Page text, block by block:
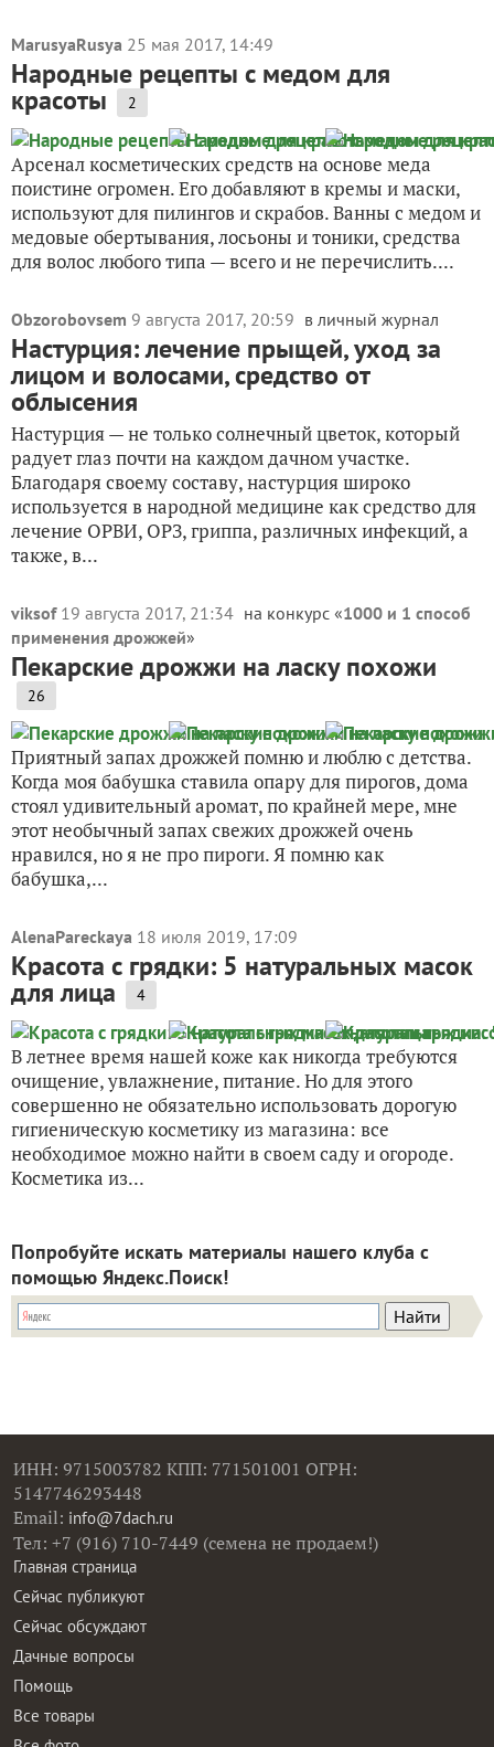
MarusyaRusya 25 мая 2017, 14:49
Народные рецепты с медом для
красоты 2
Арсенал косметических средств на основе меда
поистине огромен. Его добавляют в кремы и маски,
используют для пилингов и скрабов. Ванны с медом и
медовые обертывания, лосьоны и тоники, средства
для волос любого типа — всего и не перечислить....
Obzorobovsem 9 августа 2017, 20:59 в личный журнал
Настурция: лечение прыщей, уход за
лицом и волосами, средство от
облысения
Настурция — не только солнечный цветок, который
радует глаз почти на каждом дачном участке.
Благодаря своему составу, настурция широко
используется в народной медицине как средство для
лечение ОРВИ, ОРЗ, гриппа, различных инфекций, а
также, в...
viksof 19 августа 2017, 21:34 на конкурс «1000 и 1 способ
применения дрожжей»
Пекарские дрожжи на ласку похожи
26
Приятный запах дрожжей помню и люблю с детства.
Когда моя бабушка ставила опару для пирогов, дома
стоял удивительный аромат, по крайней мере, мне
этот необычный запах свежих дрожжей очень
нравился, но я не про пироги. Я помню как
бабушка,...
AlenaPareckaya 18 июля 2019, 17:09
Красота с грядки: 5 натуральных масок
для лица 4
В летнее время нашей коже как никогда требуются
очищение, увлажнение, питание. Но для этого
совершенно не обязательно использовать дорогую
гигиеническую косметику из магазина: все
необходимое можно найти в своем саду и огороде.
Косметика из...
Попробуйте искать материалы нашего клуба с
помощью Яндекс.Поиск!
ИНН: 9715003782 КПП: 771501001 ОГРН:
5147746293448
Email: info@7dach.ru
Тел: +7 (916) 710-7449 (семена не продаем!)
Главная страница
Сейчас публикуют
Сейчас обсуждают
Дачные вопросы
Помощь
Все товары